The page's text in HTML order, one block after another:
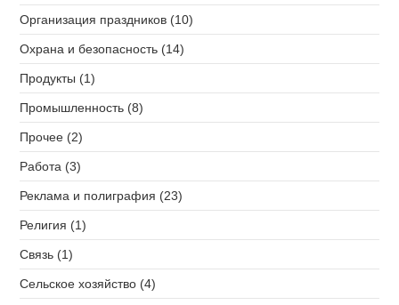
Организация праздников (10)
Охрана и безопасность (14)
Продукты (1)
Промышленность (8)
Прочее (2)
Работа (3)
Реклама и полиграфия (23)
Религия (1)
Связь (1)
Сельское хозяйство (4)